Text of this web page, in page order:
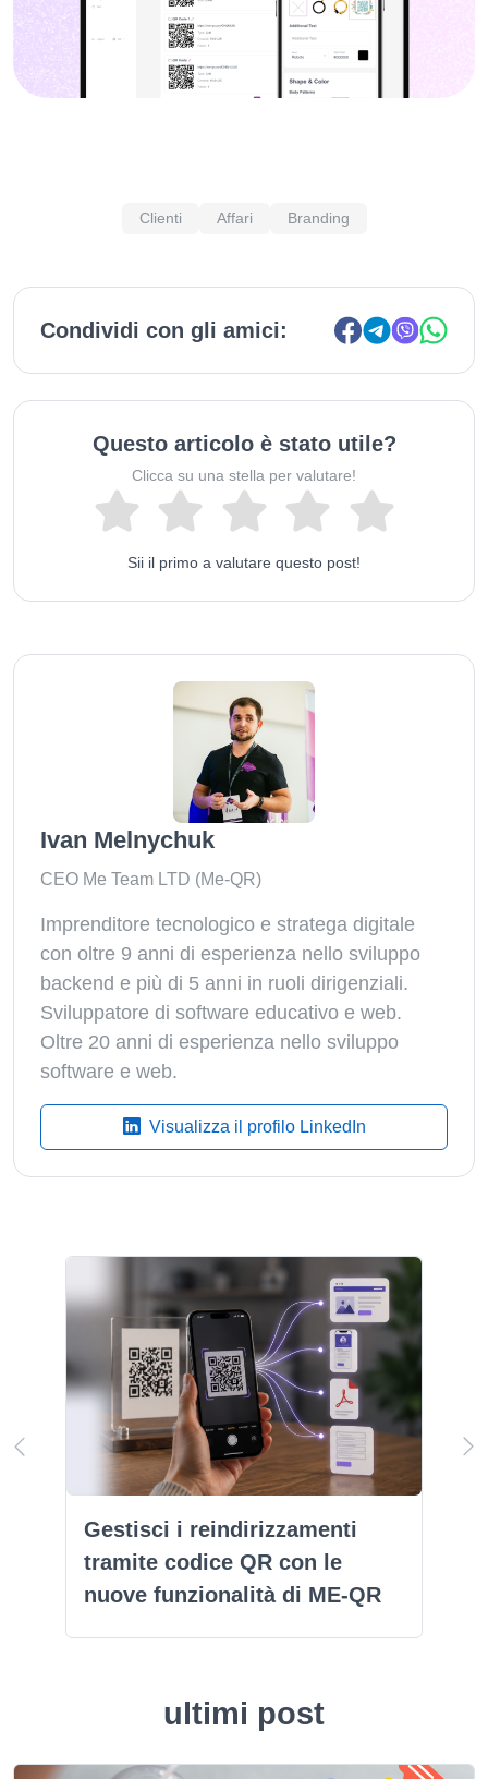
Clienti Affari Branding
Condividi con gli amici:
Questo articolo è stato utile?
Clicca su una stella per valutare!
Sii il primo a valutare questo post!
Ivan Melnychuk
CEO Me Team LTD (Me-QR)
Imprenditore tecnologico e stratega digitale
con oltre 9 anni di esperienza nello sviluppo
backend e più di 5 anni in ruoli dirigenziali.
Sviluppatore di software educativo e web.
Oltre 20 anni di esperienza nello sviluppo
software e web.
Visualizza il profilo LinkedIn
Gestisci i reindirizzamenti
tramite codice QR con le
nuove funzionalità di ME-QR
ultimi post